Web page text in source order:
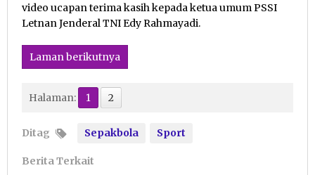
video ucapan terima kasih kepada ketua umum PSSI
Letnan Jenderal TNI Edy Rahmayadi.
Laman berikutnya
Halaman: 1 2
Ditag Sepakbola Sport
Berita Terkait